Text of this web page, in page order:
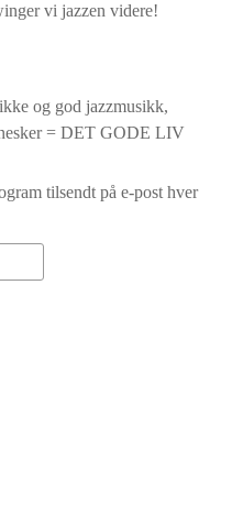
vi jazzen videre!
og god jazzmusikk,
= DET GODE LIV
tilsendt på e-post hver